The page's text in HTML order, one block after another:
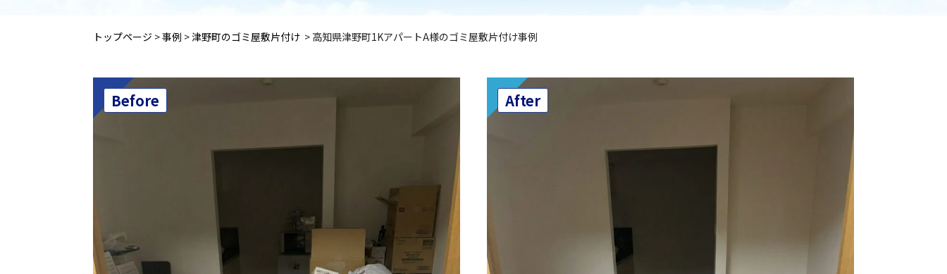
トップページ >事例 >津野町のゴミ屋敷片付け > 高知県津野町1KアパートA様のゴミ屋敷片付け事例
Before After